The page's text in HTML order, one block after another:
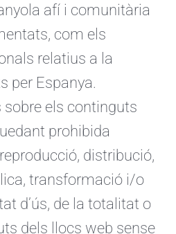
afí i comunitària
com els
relatius a la
per Espanya.
sobre els continguts
prohibida
distribució,
transformació i/o
d’ús, de la totalitat o
dels llocs web sense